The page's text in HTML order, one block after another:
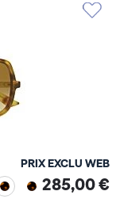
PRIX EXCLU WEB
285,00 €